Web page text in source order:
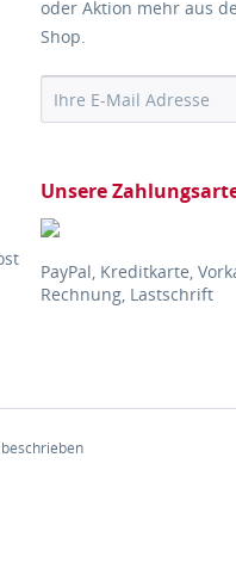
oder Aktion mehr aus
Shop.
Unsere
PayPal, Kreditkarte,
Rechnung, Lastschrift